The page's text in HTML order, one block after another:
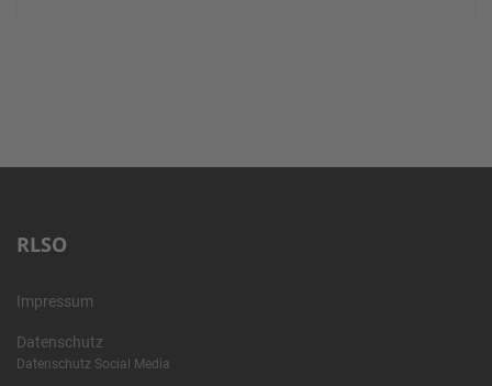
RLSO
Impressum
Datenschutz
Datenschutz Social Media